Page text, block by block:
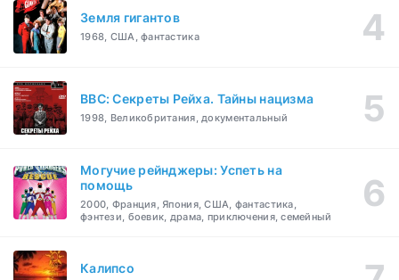
Земля гигантов
1968, США, фантастика
BBC: Секреты Рейха. Тайны нацизма
1998, Великобритания, документальный
Могучие рейнджеры: Успеть на
помощь
2000, Франция, Япония, США, фантастика,
фэнтези, боевик, драма, приключения, семейный
Калипсо